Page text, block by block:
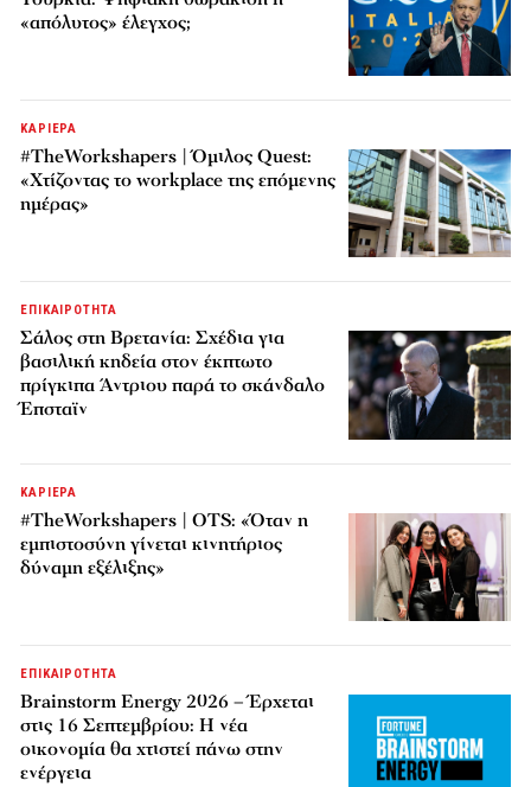
«απόλυτος» έλεγχος;
ΚΑΡΙΕΡΑ
#TheWorkshapers | Όμιλος Quest:
«Χτίζοντας το workplace της επόμενης
ημέρας»
ΕΠΙΚΑΙΡΟΤΗΤΑ
Σάλος στη Βρετανία: Σχέδια για
βασιλική κηδεία στον έκπτωτο
πρίγκιπα Άντριου παρά το σκάνδαλο
Έπσταϊν
ΚΑΡΙΕΡΑ
#TheWorkshapers | OTS: «Όταν η
εμπιστοσύνη γίνεται κινητήριος
δύναμη εξέλιξης»
ΕΠΙΚΑΙΡΟΤΗΤΑ
Brainstorm Energy 2026 – Έρχεται
στις 16 Σεπτεμβρίου: Η νέα
οικονομία θα χτιστεί πάνω στην
ενέργεια